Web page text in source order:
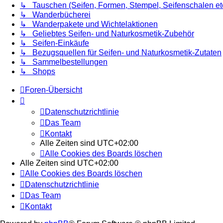
↳ Tauschen (Seifen, Formen, Stempel, Seifenschalen
↳ Wanderbücherei
↳ Wanderpakete und Wichtelaktionen
↳ Geliebtes Seifen- und Naturkosmetik-Zubehör
↳ Seifen-Einkäufe
↳ Bezugsquellen für Seifen- und Naturkosmetik-Zutaten
↳ Sammelbestellungen
↳ Shops
Foren-Übersicht
Datenschutzrichtlinie
Das Team
Kontakt
Alle Zeiten sind UTC+02:00
Alle Cookies des Boards löschen
Alle Zeiten sind UTC+02:00
Alle Cookies des Boards löschen
Datenschutzrichtlinie
Das Team
Kontakt